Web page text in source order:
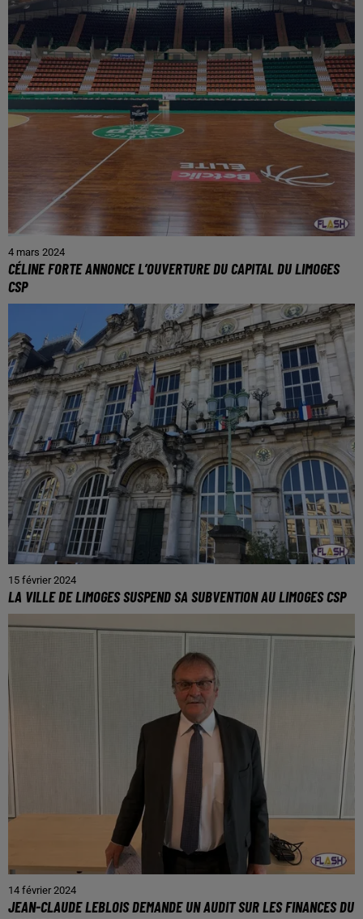
4 mars 2024
CÉLINE FORTE ANNONCE L’OUVERTURE DU CAPITAL DU LIMOGES
CSP
15 février 2024
LA VILLE DE LIMOGES SUSPEND SA SUBVENTION AU LIMOGES CSP
14 février 2024
JEAN-CLAUDE LEBLOIS DEMANDE UN AUDIT SUR LES FINANCES DU